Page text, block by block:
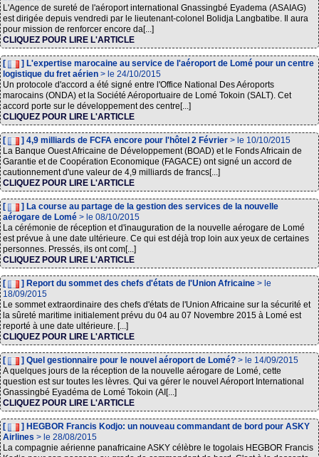
L'Agence de sureté de l'aéroport international Gnassingbé Eyadema (ASAIAG)
est dirigée depuis vendredi par le lieutenant-colonel Bolidja Langbatibe. Il aura
pour mission de renforcer encore da[...]
CLIQUEZ POUR LIRE L'ARTICLE
[
] L'expertise marocaine au service de l'aéroport de Lomé pour un centre
logistique du fret aérien > le 24/10/2015
Un protocole d'accord a été signé entre l'Office National Des Aéroports
marocains (ONDA) et la Société Aéroportuaire de Lomé Tokoin (SALT). Cet
accord porte sur le développement des centre[...]
CLIQUEZ POUR LIRE L'ARTICLE
[ ] 4,9 milliards de FCFA encore pour l'hôtel 2 Février > le 10/10/2015
La Banque Ouest Africaine de Développement (BOAD) et le Fonds Africain de
Garantie et de Coopération Economique (FAGACE) ont signé un accord de
cautionnement d'une valeur de 4,9 milliards de francs[...]
CLIQUEZ POUR LIRE L'ARTICLE
[
] La course au partage de la gestion des services de la nouvelle
aérogare de Lomé > le 08/10/2015
La cérémonie de réception et d'inauguration de la nouvelle aérogare de Lomé
est prévue à une date ultérieure. Ce qui est déjà trop loin aux yeux de certaines
personnes. Pressés, ils ont com[...]
CLIQUEZ POUR LIRE L'ARTICLE
[ ] Report du sommet des chefs d'états de l'Union Africaine > le
18/09/2015
Le sommet extraordinaire des chefs d'états de l'Union Africaine sur la sécurité et
la sûreté maritime initialement prévu du 04 au 07 Novembre 2015 à Lomé est
reporté à une date ultérieure. [...]
CLIQUEZ POUR LIRE L'ARTICLE
[ ] Quel gestionnaire pour le nouvel aéroport de Lomé? > le 14/09/2015
A quelques jours de la réception de la nouvelle aérogare de Lomé, cette
question est sur toutes les lèvres. Qui va gérer le nouvel Aéroport International
Gnassingbé Eyadéma de Lomé Tokoin (AI[...]
CLIQUEZ POUR LIRE L'ARTICLE
[
] HEGBOR Francis Kodjo: un nouveau commandant de bord pour ASKY
Airlines > le 28/08/2015
La compagnie aérienne panafricaine ASKY célèbre le togolais HEGBOR Francis